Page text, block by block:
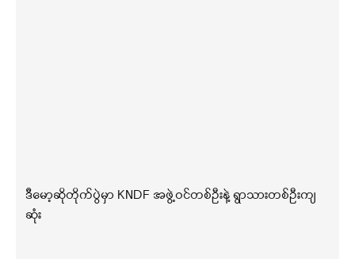
ဒီမော့ဆိုတိုက်ပွဲမှာ KNDF အဖွဲ့ဝင်တစ်ဦးနဲ့ ရွာသားတစ်ဦးကျ
ဆုံး